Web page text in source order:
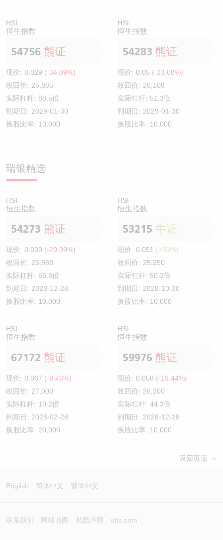
HSI
恒生指数
54756 熊证
现价: 0.029 (-34.09%)
收回价: 25,885
实际杠杆: 88.5倍
到期日: 2029-01-30
换股比率: 10,000
HSI
恒生指数
54283 熊证
现价: 0.05 (-23.08%)
收回价: 26,108
实际杠杆: 51.3倍
到期日: 2029-01-30
换股比率: 10,000
瑞银精选
HSI
恒生指数
54273 熊证
现价: 0.039 (-29.09%)
收回价: 25,988
实际杠杆: 65.8倍
到期日: 2028-12-28
换股比率: 10,000
HSI
恒生指数
53215 牛证
现价: 0.051 (+50%)
收回价: 25,250
实际杠杆: 50.3倍
到期日: 2028-10-30
换股比率: 10,000
HSI
恒生指数
67172 熊证
现价: 0.067 (-9.46%)
收回价: 27,000
实际杠杆: 19.2倍
到期日: 2028-02-28
换股比率: 20,000
HSI
恒生指数
59976 熊证
现价: 0.058 (-19.44%)
收回价: 26,200
实际杠杆: 44.3倍
到期日: 2028-12-28
换股比率: 10,000
返回页顶
English 简体中文 繁体中文
联系我们 网站地图 私隐声明 ubs.com